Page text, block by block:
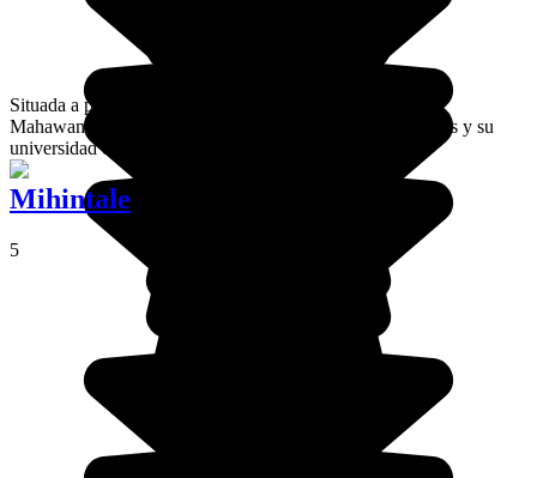
Situada a pocos kilómetros de Colombo, en la orilla del
Mahawamsa, Peradeniya es famosa por sus Jardines Reales y su
universidad de botánica.
Mihintale
5